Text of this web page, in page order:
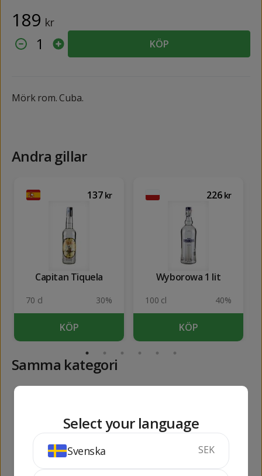
189 kr
1 KÖP
Mörk rom. Cuba.
Andra gillar
137 kr
Capitan Tiquela
70 cl 30%
KÖP
226 kr
Wyborowa 1 lit
100 cl 40%
KÖP
Samma kategori
Select your language
Svenska SEK